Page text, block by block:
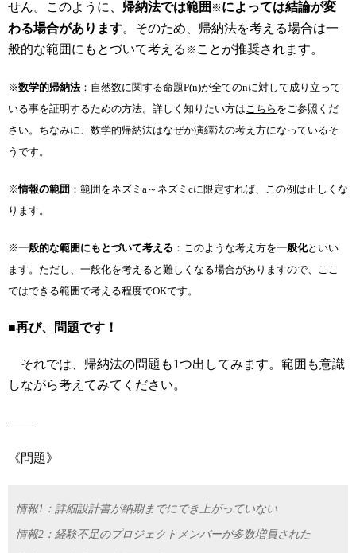
せん。このように、 帰納法では範囲 ※ によっては結論が変
わる場合があります。そのため、帰納法を考える場合は一
般的な範囲にもとづいて考える ※ ことが推奨されます。
※数学的帰納法：自然数に関する命題P(n)が全てのnに対して成り立って
いる事を証明するための方法。詳しく知りたい方はこちら をご参照くだ
さい。ちなみに、数学的帰納法はなぜか演繹法の考え方になっているそ
うです。
※情報の範囲 ：範囲をネズミa～ネズミcに限定すれば、この例は正しくな
ります。
※一般的な範囲にもとづいて考える ：このような考え方を一般化といい
ます。ただし、一般化を考えると難しくなる場合がありますので、ここ
ではできる範囲で考える程度でOKです。
■再び、問題です！
それでは、帰納法の問題も1つ出してみます。範囲も意識
しながら考えてみてください。
――
《問題》
情報1：詳細設計書が納期までにでき上がっていない
情報2：経験不足のプロジェクトメンバーが多数増員された